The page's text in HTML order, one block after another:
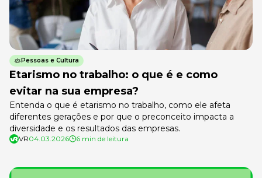
Pessoas e Cultura
Etarismo no trabalho: o que é e como
evitar na sua empresa?
Entenda o que é etarismo no trabalho, como ele afeta
diferentes gerações e por que o preconceito impacta a
diversidade e os resultados das empresas.
VR04.03.2026 6 min de leitura